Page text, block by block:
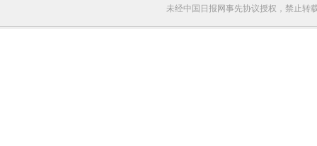
未经中国日报网事先协议授权，禁止转